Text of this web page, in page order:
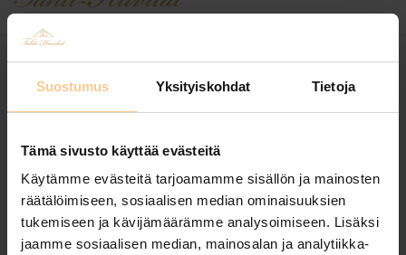
Suostumus Yksityiskohdat Tietoja
Tämä sivusto käyttää evästeitä
Käytämme evästeitä tarjoamamme sisällön ja mainosten
räätälöimiseen, sosiaalisen median ominaisuuksien
tukemiseen ja kävijämäärämme analysoimiseen. Lisäksi
jaamme sosiaalisen median, mainosalan ja analytiikka-
Iltatähti on ihanan
valoisa